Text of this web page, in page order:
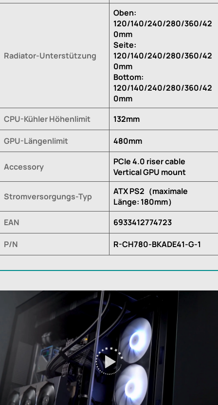
Radiator-Unterstützung
Oben:
120/140/240/280/360/42
0mm
Seite:
120/140/240/280/360/42
0mm
Bottom:
120/140/240/280/360/42
0mm
CPU-Kühler Höhenlimit
132mm
GPU-Längenlimit 480mm
Accessory
PCIe 4.0 riser cable
Vertical GPU mount
Stromversorgungs-Typ
ATX PS2（maximale
Länge: 180mm）
EAN
6933412774723
P/N R-CH780-BKADE41-G-1